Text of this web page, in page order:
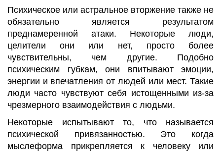
Психическое или астральное вторжение также не
обязательно является результатом
преднамеренной атаки. Некоторые люди,
целители они или нет, просто более
чувствительны, чем другие. Подобно
психическим губкам, они впитывают эмоции,
энергии и впечатления от людей или мест. Такие
люди часто чувствуют себя истощенными из-за
чрезмерного взаимодействия с людьми.
Некоторые испытывают то, что называется
психической привязанностью. Это когда
мыслеформа прикрепляется к человеку или